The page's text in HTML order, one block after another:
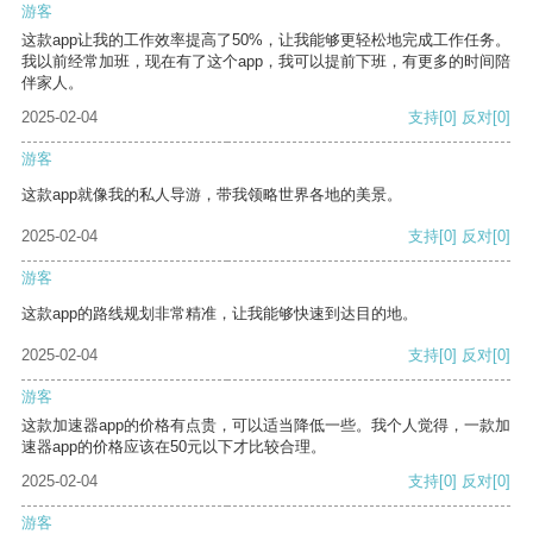
游客
这款app让我的工作效率提高了50%，让我能够更轻松地完成工作任务。
我以前经常加班，现在有了这个app，我可以提前下班，有更多的时间陪
伴家人。
2025-02-04
支持[0] 反对[0]
游客
这款app就像我的私人导游，带我领略世界各地的美景。
2025-02-04 支持[0] 反对[0]
游客
这款app的路线规划非常精准，让我能够快速到达目的地。
2025-02-04 支持[0] 反对[0]
游客
这款加速器app的价格有点贵，可以适当降低一些。我个人觉得，一款加
速器app的价格应该在50元以下才比较合理。
2025-02-04
支持[0] 反对[0]
游客